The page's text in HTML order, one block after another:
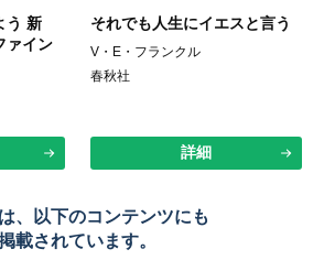
う 新
ァイン
それでも人生にイエスと言う
V・E・フランクル
春秋社
詳細
、以下のコンテンツにも
載されています。